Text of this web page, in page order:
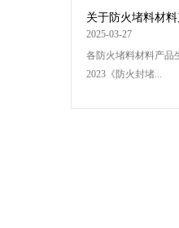
关于防火堵料材
版标准有关要求的
2025-03-27
各防火堵料材料产品
2023《防火封堵...